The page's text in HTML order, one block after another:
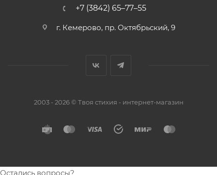
+7 (3842) 65–77–55
г. Кемерово, пр. Октябрьский, 9
2003 - 2026 © Твоя стихия - интернет-магазин
Остались вопросы?